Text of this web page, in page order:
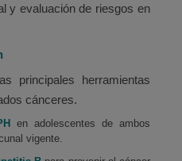
y evaluación de riesgos en
principales herramientas
cánceres.
en adolescentes de ambos
vigente.